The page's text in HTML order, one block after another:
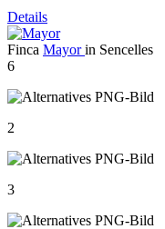
Details
Finca Mayorin Sencelles
6
2
3